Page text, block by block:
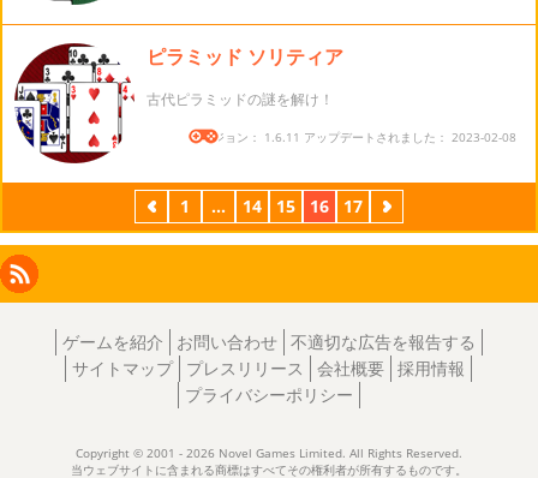
ピラミッド ソリティア
古代ピラミッドの謎を解け！
バージョン： 1.6.11 アップデートされました： 2023-02-08
前 1 ... 14 15 16 17 次
Facebook
Instagram
X
LinkedIn
RSS
ゲームを紹介 お問い合わせ
不適切な広告を報告する
サイトマップ
プレスリリース 会社概要 採用情報
プライバシーポリシー
Copyright © 2001 - 2026 Novel Games Limited. All Rights Reserved.
当ウェブサイトに含まれる商標はすべてその権利者が所有するものです。